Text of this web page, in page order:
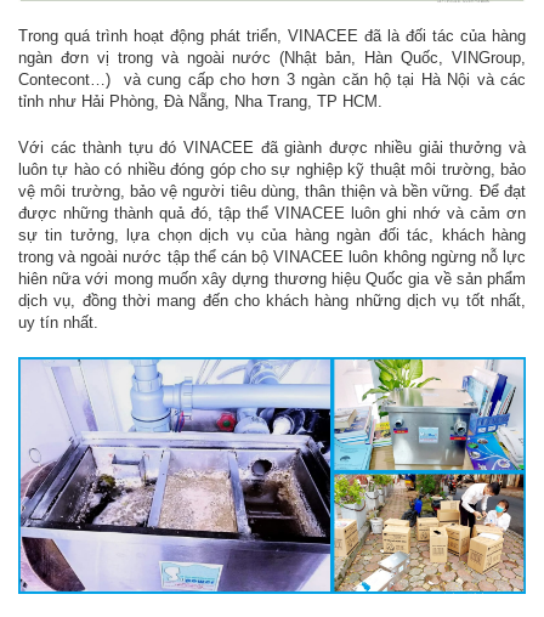
Trong quá trình hoạt động phát triển, VINACEE đã là đối tác của hàng
ngàn đơn vị trong và ngoài nước (Nhật bản, Hàn Quốc, VINGroup,
Contecont…) và cung cấp cho hơn 3 ngàn căn hộ tại Hà Nội và các
tỉnh như Hải Phòng, Đà Nẵng, Nha Trang, TP HCM.
Với các thành tựu đó VINACEE đã giành được nhiều giải thưởng và
luôn tự hào có nhiều đóng góp cho sự nghiệp kỹ thuật môi trường, bảo
vệ môi trường, bảo vệ người tiêu dùng, thân thiện và bền vững. Để đạt
được những thành quả đó, tập thể VINACEE luôn ghi nhớ và cảm ơn
sự tin tưởng, lựa chọn dịch vụ của hàng ngàn đối tác, khách hàng
trong và ngoài nước tập thể cán bộ VINACEE luôn không ngừng nỗ lực
hiên nữa với mong muốn xây dựng thương hiệu Quốc gia về sản phẩm
dịch vụ, đồng thời mang đến cho khách hàng những dịch vụ tốt nhất,
uy tín nhất.